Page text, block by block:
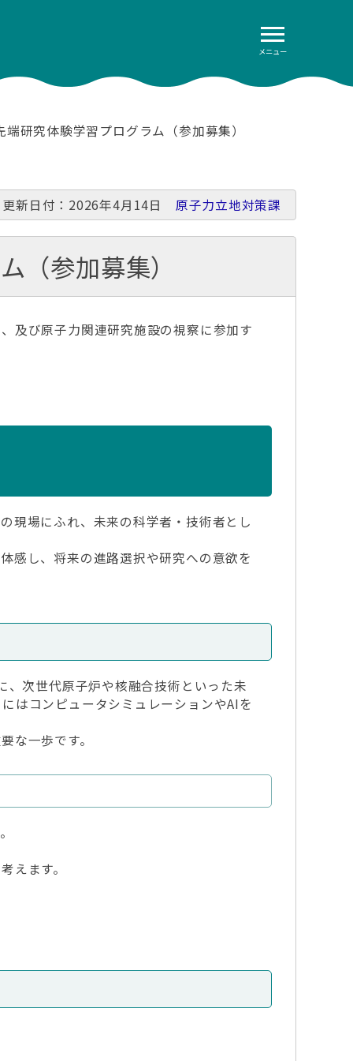
メニュー
研究体験学習プログラム（参加募集）
更新日付：2026年4月14日 原子力立地対策課
（参加募集）
及び原子力関連研究施設の視察に参加す
現場にふれ、未来の科学者・技術者とし
感し、将来の進路選択や研究への意欲を
次世代原子炉や核融合技術といった未
はコンピュータシミュレーションやAIを
な一歩です。
えます。